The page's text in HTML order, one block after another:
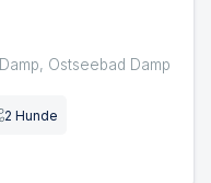
Damp, Ostseebad Damp
2 Hunde